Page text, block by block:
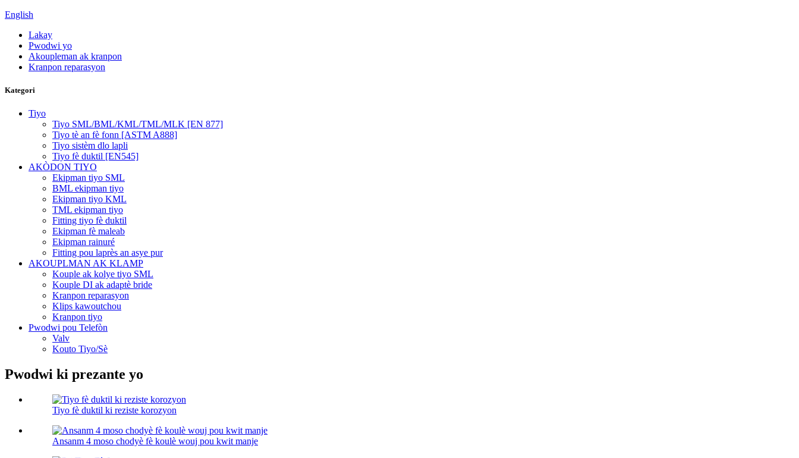
English
Lakay
Pwodwi yo
Akoupleman ak kranpon
Kranpon reparasyon
Kategori
Tiyo
Tiyo SML/BML/KML/TML/MLK [EN 877]
Tiyo tè an fè fonn [ASTM A888]
Tiyo sistèm dlo lapli
Tiyo fè duktil [EN545]
AKÒDON TIYO
Ekipman tiyo SML
BML ekipman tiyo
Ekipman tiyo KML
TML ekipman tiyo
Fitting tiyo fè duktil
Ekipman fè maleab
Ekipman rainuré
Fitting pou laprès an asye pur
AKOUPLMAN AK KLAMP
Kouple ak kolye tiyo SML
Kouple DI ak adaptè bride
Kranpon reparasyon
Klips kawoutchou
Kranpon tiyo
Pwodwi pou Telefòn
Valv
Kouto Tiyo/Sè
Pwodwi ki prezante yo
Tiyo fè duktil ki reziste korozyon
Ansanm 4 moso chodyè fè koulè wouj pou kwit manje